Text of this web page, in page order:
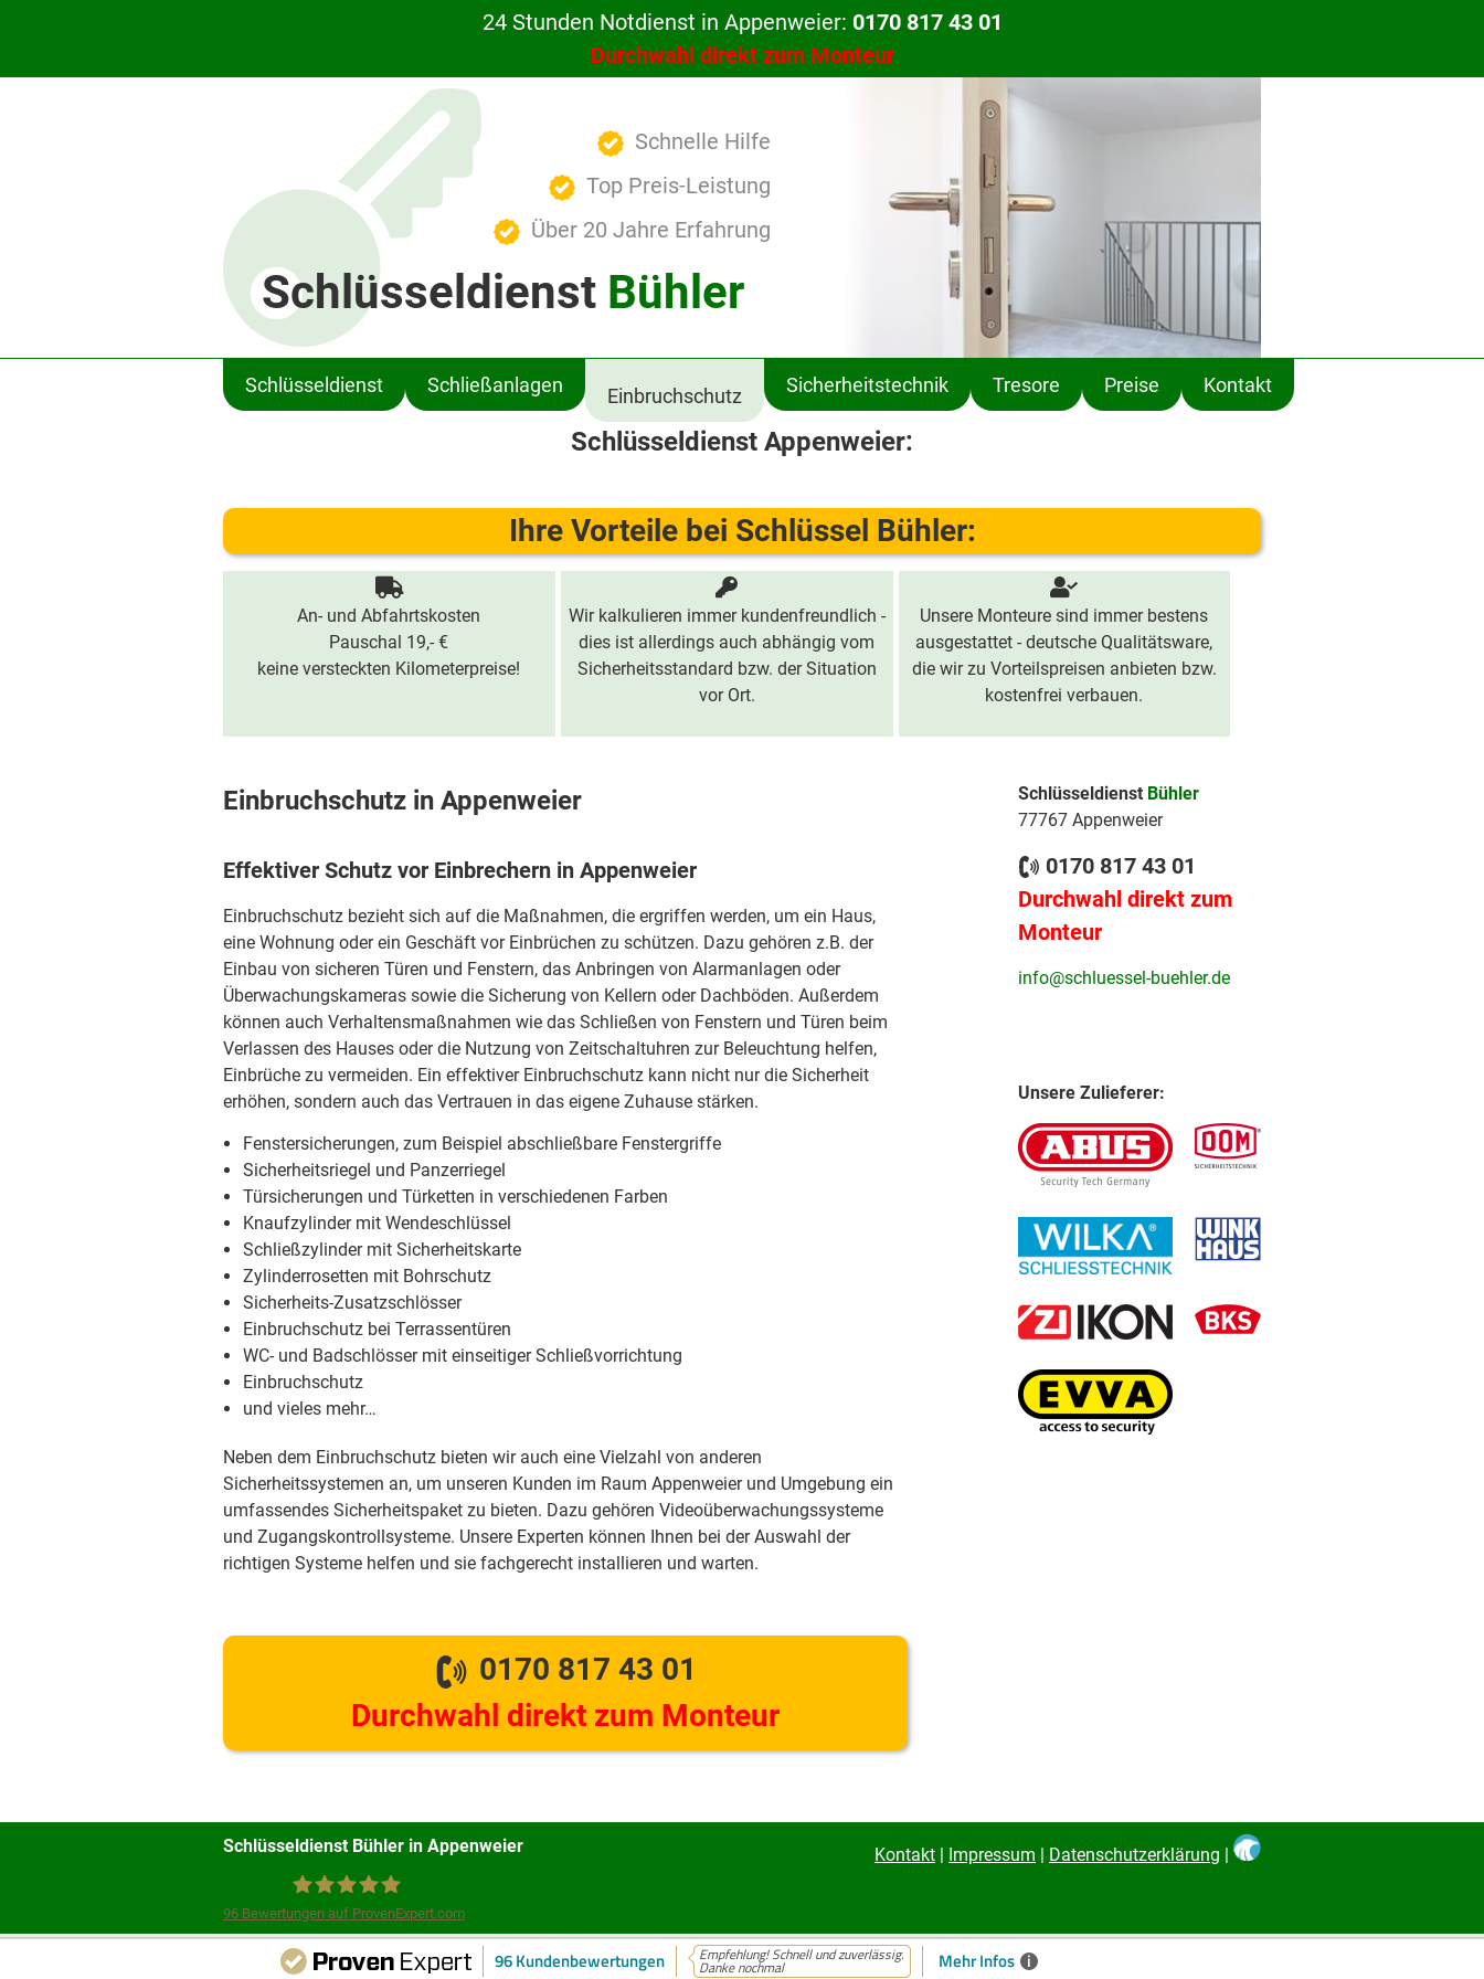
24 Stunden Notdienst in Appenweier: 0170 817 43 01
Durchwahl direkt zum Monteur
Schnelle Hilfe
Top Preis-Leistung
Über 20 Jahre Erfahrung
Schlüsseldienst Bühler
Schlüsseldienst Schließanlagen Einbruchschutz Sicherheitstechnik Tresore Preise Kontakt
Schlüsseldienst Appenweier:
Ihre Vorteile bei Schlüssel Bühler:
An- und Abfahrtskosten
Pauschal 19,- €
keine versteckten Kilometerpreise!
Wir kalkulieren immer kundenfreundlich -
dies ist allerdings auch abhängig vom
Sicherheitsstandard bzw. der Situation
vor Ort.
Unsere Monteure sind immer bestens
ausgestattet - deutsche Qualitätsware,
die wir zu Vorteilspreisen anbieten bzw.
kostenfrei verbauen.
Einbruchschutz in Appenweier
Effektiver Schutz vor Einbrechern in Appenweier
Einbruchschutz bezieht sich auf die Maßnahmen, die ergriffen werden, um ein Haus,
eine Wohnung oder ein Geschäft vor Einbrüchen zu schützen. Dazu gehören z.B. der
Einbau von sicheren Türen und Fenstern, das Anbringen von Alarmanlagen oder
Überwachungskameras sowie die Sicherung von Kellern oder Dachböden. Außerdem
können auch Verhaltensmaßnahmen wie das Schließen von Fenstern und Türen beim
Verlassen des Hauses oder die Nutzung von Zeitschaltuhren zur Beleuchtung helfen,
Einbrüche zu vermeiden. Ein effektiver Einbruchschutz kann nicht nur die Sicherheit
erhöhen, sondern auch das Vertrauen in das eigene Zuhause stärken.
Fenstersicherungen, zum Beispiel abschließbare Fenstergriffe
Sicherheitsriegel und Panzerriegel
Türsicherungen und Türketten in verschiedenen Farben
Knaufzylinder mit Wendeschlüssel
Schließzylinder mit Sicherheitskarte
Zylinderrosetten mit Bohrschutz
Sicherheits-Zusatzschlösser
Einbruchschutz bei Terrassentüren
WC- und Badschlösser mit einseitiger Schließvorrichtung
Einbruchschutz
und vieles mehr…
Neben dem Einbruchschutz bieten wir auch eine Vielzahl von anderen
Sicherheitssystemen an, um unseren Kunden im Raum Appenweier und Umgebung ein
umfassendes Sicherheitspaket zu bieten. Dazu gehören Videoüberwachungssysteme
und Zugangskontrollsysteme. Unsere Experten können Ihnen bei der Auswahl der
richtigen Systeme helfen und sie fachgerecht installieren und warten.
0170 817 43 01
Durchwahl direkt zum Monteur
Schlüsseldienst Bühler
77767 Appenweier
0170 817 43 01
Durchwahl direkt zum
Monteur
info@schluessel-buehler.de
Unsere Zulieferer:
Schlüsseldienst Bühler in Appenweier Kontakt Impressum Datenschutzerklärung
Schlüsseldienst Bühler
96 Bewertungen auf ProvenExpert.com
96 Kundenbewertungen Empfehlung! Schnell und zuverlässig.
Danke nochmal Mehr Infos i
Unsere Webseite verwendet Cookies. Mehr dazu in unsererDatenschutzerklärung